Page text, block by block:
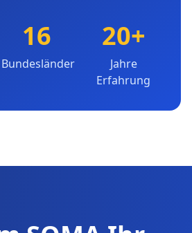
16
Bundesländer
20+
Jahre
Erfahrung